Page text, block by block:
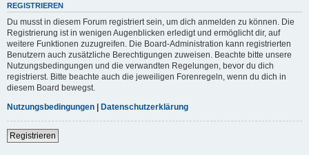
REGISTRIEREN
Du musst in diesem Forum registriert sein, um dich anmelden zu können. Die
Registrierung ist in wenigen Augenblicken erledigt und ermöglicht dir, auf
weitere Funktionen zuzugreifen. Die Board-Administration kann registrierten
Benutzern auch zusätzliche Berechtigungen zuweisen. Beachte bitte unsere
Nutzungsbedingungen und die verwandten Regelungen, bevor du dich
registrierst. Bitte beachte auch die jeweiligen Forenregeln, wenn du dich in
diesem Board bewegst.
Nutzungsbedingungen | Datenschutzerklärung
Registrieren